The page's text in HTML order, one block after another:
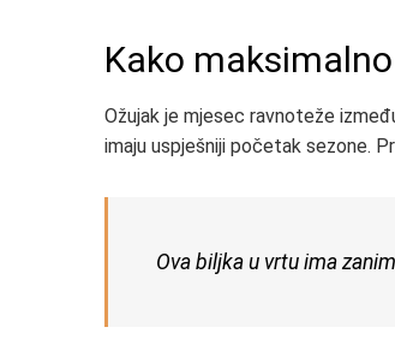
Kako
Ožujak je mjesec ravnoteže
imaju uspješniji početak sezone.
Ova biljka u vrtu ima